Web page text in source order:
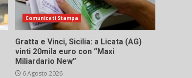
Comunicati Stampa
Gratta e Vinci, Sicilia: a Licata (AG)
vinti 20mila euro con “Maxi
Miliardario New”
6 Agosto 2026